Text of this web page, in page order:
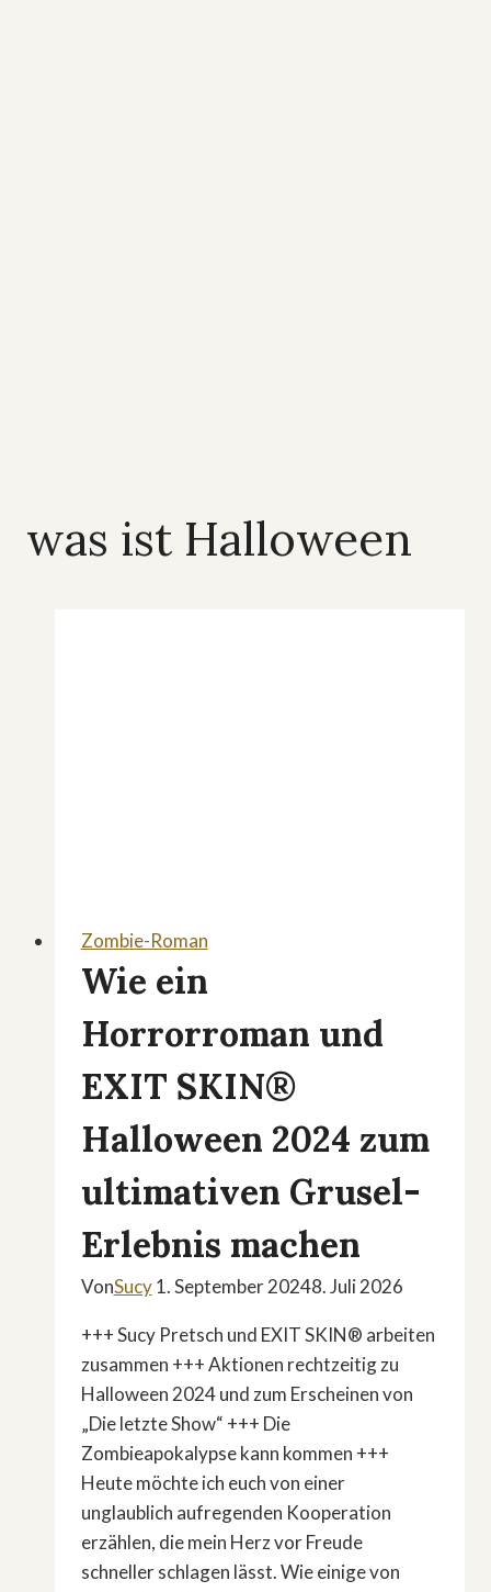
was ist Halloween
Zombie-Roman
Wie ein
Horrorroman und
EXIT SKIN®
Halloween 2024 zum
ultimativen Grusel-
Erlebnis machen
VonSucy 1. September 20248. Juli 2026
+++ Sucy Pretsch und EXIT SKIN® arbeiten
zusammen +++ Aktionen rechtzeitig zu
Halloween 2024 und zum Erscheinen von
„Die letzte Show“ +++ Die
Zombieapokalypse kann kommen +++
Heute möchte ich euch von einer
unglaublich aufregenden Kooperation
erzählen, die mein Herz vor Freude
schneller schlagen lässt. Wie einige von